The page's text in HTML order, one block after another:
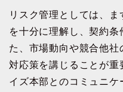
リスク管理としては、
を十分に理解し、契約条
た、市場動向や競合他
対応策を講じることが重
イズ本部とのコミュニケ